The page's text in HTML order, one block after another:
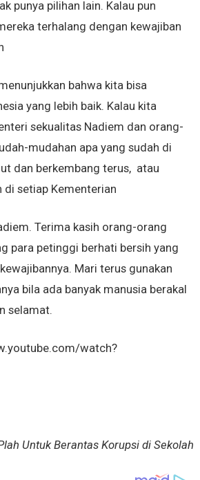
punya pilihan lain. Kalau pun
terhalang dengan kewajiban
bahwa kita bisa
yang lebih baik. Kalau kita
sekualitas Nadiem dan orang-
mudahan apa yang sudah di
dan berkembang terus, atau
di setiap Kementerian
Terima kasih orang-orang
para petinggi berhati bersih yang
Mari terus gunakan
bila ada banyak manusia berakal
selamat.
watch?
Untuk Berantas Korupsi di Sekolah